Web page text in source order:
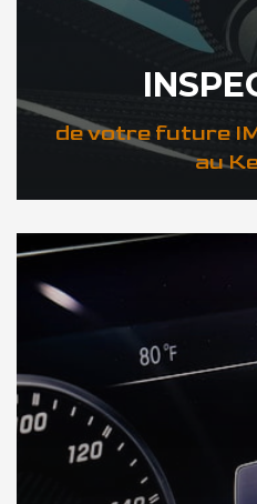
de votre future
au
DÉCOUVREZ VOTRE